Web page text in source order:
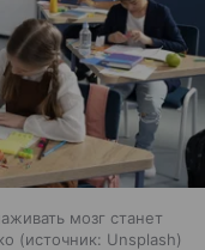
мозг станет
источник: Unsplash